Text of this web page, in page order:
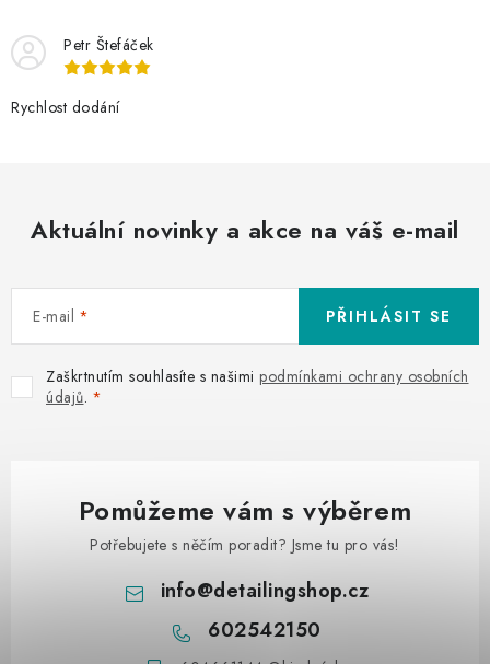
Petr Štefáček
Rychlost dodání
Aktuální novinky a akce na váš e-mail
E-mail
Zaškrtnutím souhlasíte s našimi podmínkami ochrany osobních
údajů.
PŘIHLÁSIT SE
Pomůžeme vám s výběrem
Potřebujete s něčím poradit? Jsme tu pro vás!
info@detailingshop.cz
602542150